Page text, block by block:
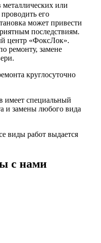
металлических или
его
может привести
последствиям.
центр «ФоксЛок».
ремонту, замене
круглосуточно
имеет специальный
и замены любого вида
виды работ выдается
с нами